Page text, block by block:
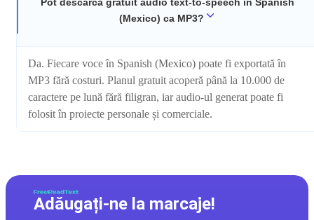
(Mexico) ca MP3?
Da. Fiecare voce în Spanish (Mexico) poate fi exportată în
MP3 fără costuri. Planul gratuit acoperă până la 10.000 de
caractere pe lună fără filigran, iar audio-ul generat poate fi
folosit în proiecte personale și comerciale.
Adăugați-ne la marcaje!